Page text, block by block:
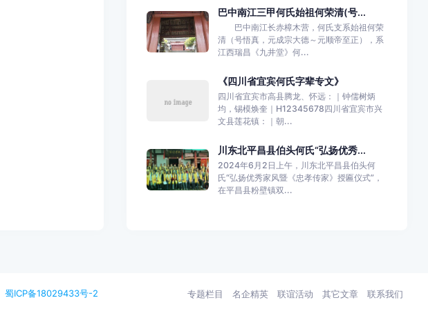
巴中南江三甲何氏始祖何荣清(号...
巴中南江长赤樟木营，何氏支系始祖何荣
清（号悟真，元成宗大德～元顺帝至正），系
江西瑞昌《九井堂》何...
《四川省宜宾何氏字辈专文》
四川省宜宾市高县腾龙、怀远：｜钟儒树炳
均，锡模焕奎｜H12345678四川省宜宾市兴
文县莲花镇：｜朝...
川东北平昌县伯头何氏“弘扬优秀...
2024年6月2日上午，川东北平昌县伯头何
氏“弘扬优秀家风暨《忠孝传家》授匾仪式”，
在平昌县粉壁镇双...
蜀ICP备18029433号-2 专题栏目 名企精英 联谊活动 其它文章 联系我们